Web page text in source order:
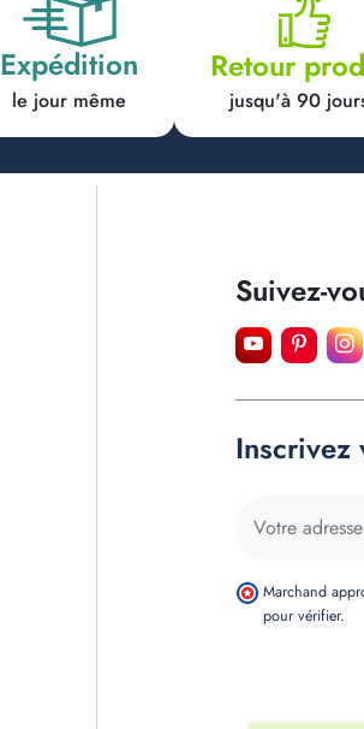
Expédition
le jour même
Retour
jusqu'à 90
Suivez-
Inscrivez
Marchand
pour vérifier.